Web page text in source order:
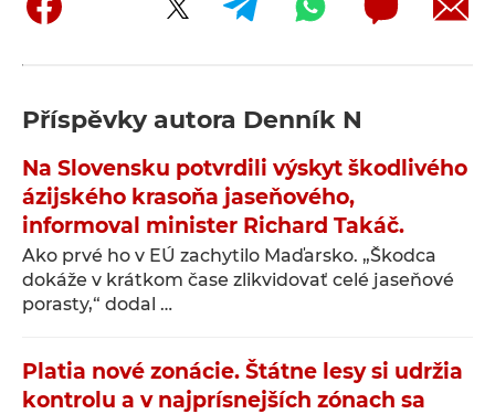
Příspěvky autora Denník N
Na Slovensku potvrdili výskyt škodlivého
ázijského krasoňa jaseňového,
informoval minister Richard Takáč.
Ako prvé ho v EÚ zachytilo Maďarsko. „Škodca
dokáže v krátkom čase zlikvidovať celé jaseňové
porasty,“ dodal …
Platia nové zonácie. Štátne lesy si udržia
kontrolu a v najprísnejších zónach sa